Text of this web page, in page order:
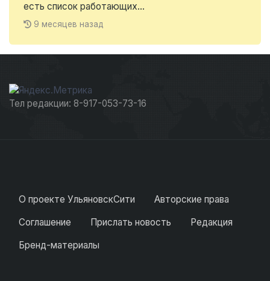
есть список работающих...
9 месяцев назад
Тел редакции: 8-917-053-73-16
О проекте УльяновскСити
Авторские права
Соглашение
Прислать новость
Редакция
Бренд-материалы